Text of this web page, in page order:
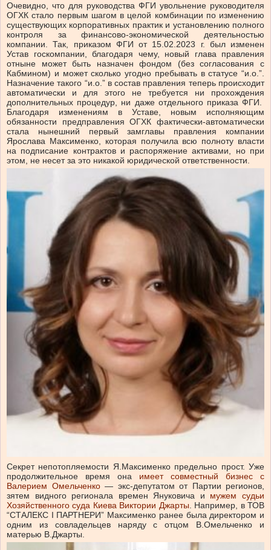
Очевидно, что для руководства ФГИ увольнение руководителя
ОГХК стало первым шагом в целой комбинации по изменению
существующих корпоративных практик и установлению полного
контроля за финансово-экономической деятельностью
компании. Так, приказом ФГИ от 15.02.2023 г. был изменен
Устав госкомпании, благодаря чему, новый глава правления
отныне может быть назначен фондом (без согласования с
Кабмином) и может сколько угодно пребывать в статусе “и.о.”.
Назначение такого “и.о.” в состав правления теперь происходит
автоматически и для этого не требуется ни прохождения
дополнительных процедур, ни даже отдельного приказа ФГИ.
Благодаря изменениям в Уставе, новым исполняющим
обязанности предправления ОГХК фактически-автоматически
стала нынешний первый замглавы правления компании
Ярослава Максименко, которая получила всю полноту власти
на подписание контрактов и распоряжение активами, но при
этом, не несет за это никакой юридической ответственности.
Секрет непотопляемости Я.Максименко предельно прост. Уже
продолжительное время она имеет совместный бизнес с
Валерием Омельченко— экс-депутатом от Партии регионов,
зятем видного регионала времен Януковича и мужем судьи
Хозяйственного суда Киева Виктории Джарты . Например, в ТОВ
“СТАЛЕКС І ПАРТНЕРИ” Максименко ранее была директором и
одним из совладельцев наряду с отцом В.Омельченко и
матерью В.Джарты.